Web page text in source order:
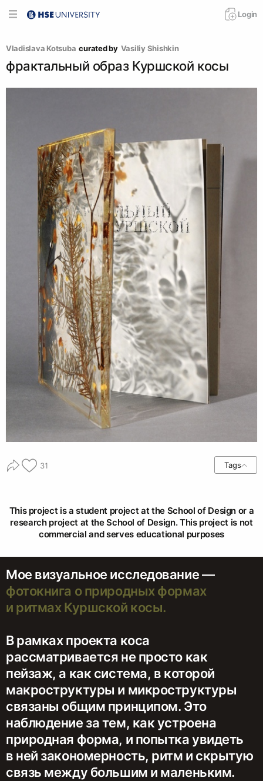
Login
Vladislava Kotsuba curated by Vasiliy Shishkin
фрактальный образ Куршской косы
31 Tags
This project is a student project at the School of Design or a
research project at the School of Design. This project is not
commercial and serves educational purposes
Мое визуальное исследование —
фотокнига о природных формах
и ритмах Куршской косы.
В рамках проекта коса
рассматривается не просто как
пейзаж, а как система, в которой
макроструктуры и микроструктуры
связаны общим принципом. Это
наблюдение за тем, как устроена
природная форма, и попытка увидеть
в ней закономерность, ритм и скрытую
связь между большим и маленьким.